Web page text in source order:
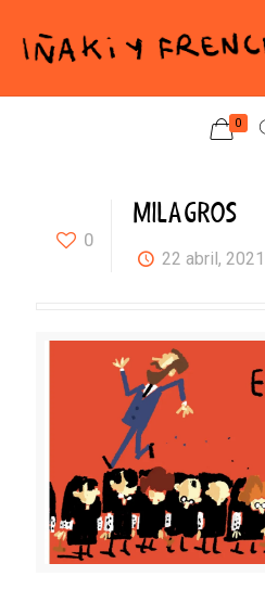
0
0
MILAGROS
22 abril, 2021